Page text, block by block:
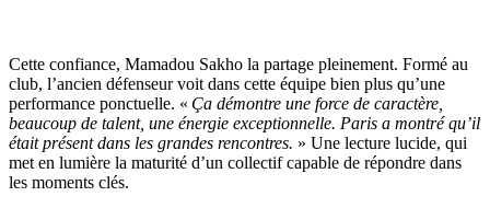
Cette confiance, Mamadou Sakho la partage pleinement. Formé au
club, l’ancien défenseur voit dans cette équipe bien plus qu’une
performance ponctuelle. « Ça démontre une force de caractère,
beaucoup de talent, une énergie exceptionnelle. Paris a montré qu’il
était présent dans les grandes rencontres. » Une lecture lucide, qui
met en lumière la maturité d’un collectif capable de répondre dans
les moments clés.